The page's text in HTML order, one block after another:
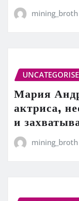
mining_broth
Мария
актриса,
и
mining_broth